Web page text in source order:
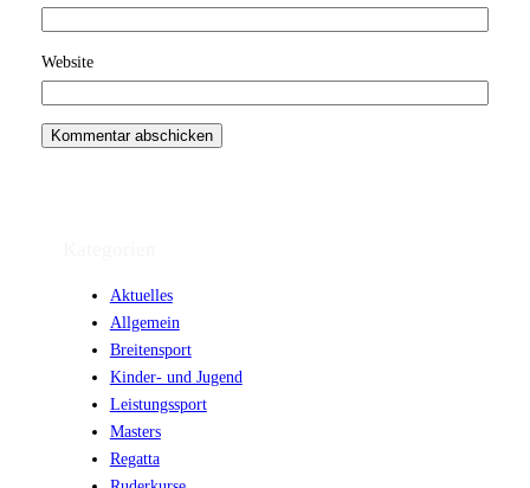
Website
Aktuelles
Allgemein
Breitensport
Kinder- und Jugend
Leistungssport
Masters
Regatta